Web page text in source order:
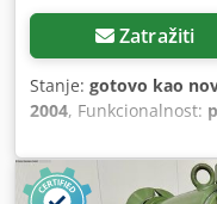
Zatražiti
Stanje: gotovo kao
2004, Funkcionalnost:
400 mm, maksimalna
perom: 60 mm, širina